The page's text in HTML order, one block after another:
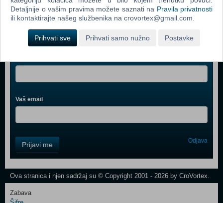
Webshop newsletter
Vaš email
Field
One
Newsletter
Prijavi me Odjava
Ova stranica i njen sadržaj su © Copyright 2001 - 2026 by CroVortex.
Zabava
Detaljnije o vašim pravima možete saznati na Pravila privatnosti
ili kontaktirajte našeg službenika na crovortex@gmail.com.
Prihvati sve Prihvati samo nužno Postavke